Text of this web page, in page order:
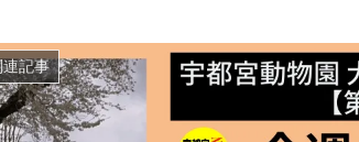
連記事